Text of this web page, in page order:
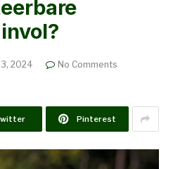
2024
No Comments
Pinterest